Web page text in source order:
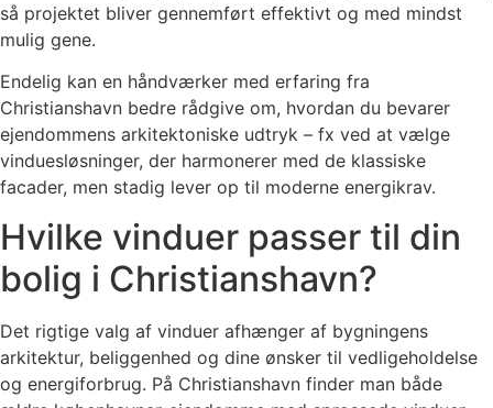
så projektet bliver gennemført effektivt og med mindst
mulig gene.
Endelig kan en håndværker med erfaring fra
Christianshavn bedre rådgive om, hvordan du bevarer
ejendommens arkitektoniske udtryk – fx ved at vælge
vinduesløsninger, der harmonerer med de klassiske
facader, men stadig lever op til moderne energikrav.
Hvilke vinduer passer til din
bolig i Christianshavn?
Det rigtige valg af vinduer afhænger af bygningens
arkitektur, beliggenhed og dine ønsker til vedligeholdelse
og energiforbrug. På Christianshavn finder man både